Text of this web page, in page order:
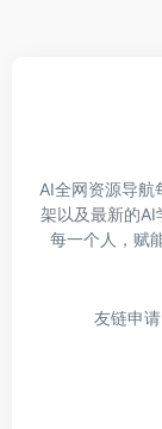
AI全网资源导
架以及最新的AI
每一个人，赋
友链申请